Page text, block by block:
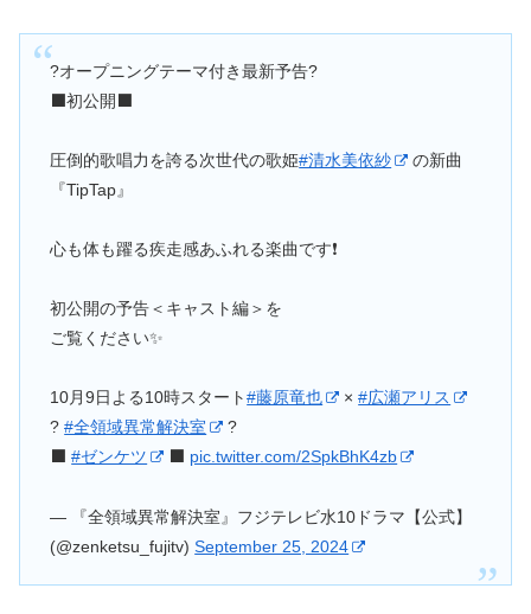
?オープニングテーマ付き最新予告?
⬛️初公開⬛️
圧倒的歌唱力を誇る次世代の歌姫#清水美依紗
の新曲
『TipTap』
心も体も躍る疾走感あふれる楽曲です❗️
初公開の予告＜キャスト編＞を
ご覧ください✨️
10月9日よる10時スタート#藤原竜也 ×#広瀬アリス
?#全領域異常解決室
?
⬛️#ゼンケツ ⬛️ pic.twitter.com/2SpkBhK4zb
— 『全領域異常解決室』フジテレビ水10ドラマ【公式】
(@zenketsu_fujitv)September 25, 2024